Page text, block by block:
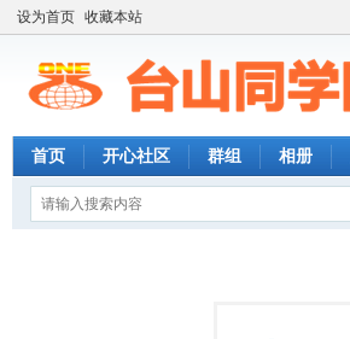
设为首页 收藏本站
首页 开心社区 群组 相册